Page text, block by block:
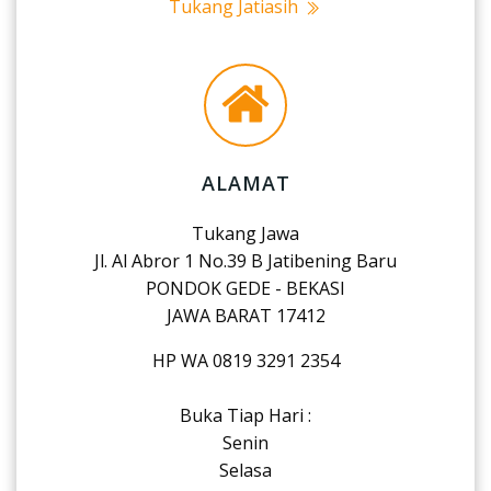
Tukang Jatiasih
ALAMAT
Tukang Jawa
Jl. Al Abror 1 No.39 B Jatibening Baru
PONDOK GEDE - BEKASI
JAWA BARAT 17412
HP WA 0819 3291 2354
Buka Tiap Hari :
Senin
Selasa